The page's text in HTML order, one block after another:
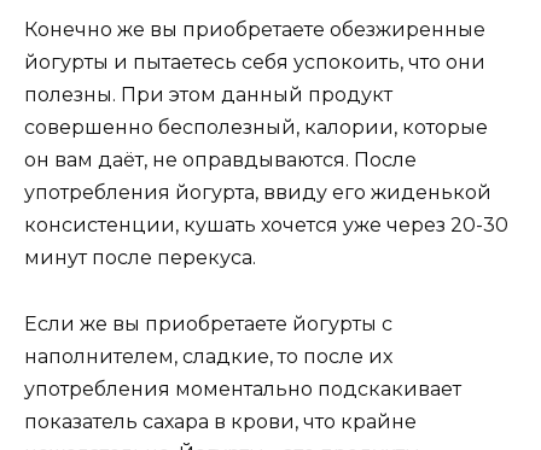
Конечно же вы приобретаете обезжиренные
йогурты и пытаетесь себя успокоить, что они
полезны. При этом данный продукт
совершенно бесполезный, калории, которые
он вам даёт, не оправдываются. После
употребления йогурта, ввиду его жиденькой
консистенции, кушать хочется уже через 20-30
минут после перекуса.
Если же вы приобретаете йогурты с
наполнителем, сладкие, то после их
употребления моментально подскакивает
показатель сахара в крови, что крайне